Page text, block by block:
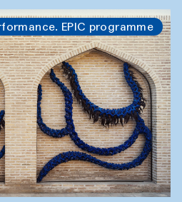
EPIC programme